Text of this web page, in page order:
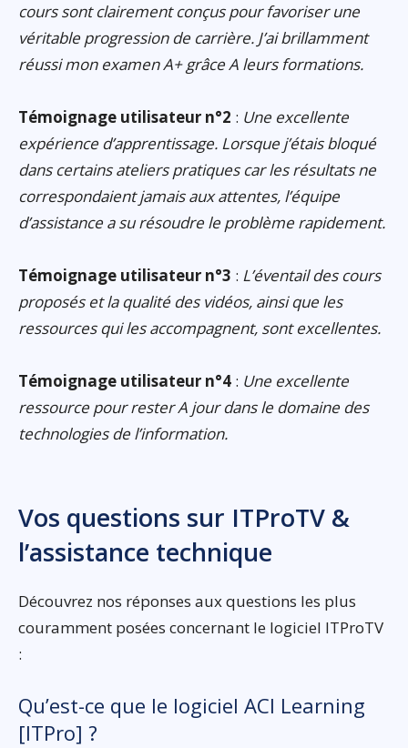
cours sont clairement conçus pour favoriser une
véritable progression de carrière. J’ai brillamment
réussi mon examen A+ grâce A leurs formations.
Témoignage utilisateur n°2 : Une excellente
expérience d’apprentissage. Lorsque j’étais bloqué
dans certains ateliers pratiques car les résultats ne
correspondaient jamais aux attentes, l’équipe
d’assistance a su résoudre le problème rapidement.
Témoignage utilisateur n°3 : L’éventail des cours
proposés et la qualité des vidéos, ainsi que les
ressources qui les accompagnent, sont excellentes.
Témoignage utilisateur n°4 : Une excellente
ressource pour rester A jour dans le domaine des
technologies de l’information.
Vos questions sur ITProTV &
l’assistance technique
Découvrez nos réponses aux questions les plus
couramment posées concernant le logiciel ITProTV
:
Qu’est-ce que le logiciel ACI Learning
[ITPro] ?